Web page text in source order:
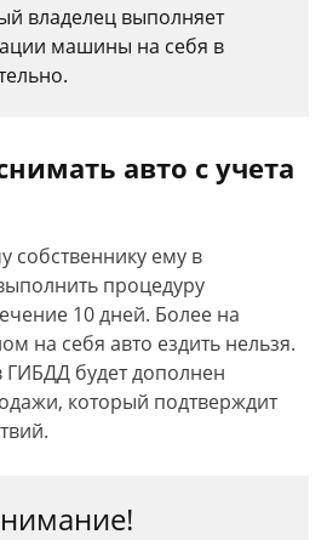
владелец выполняет
машины на себя в
авто с учета
собственнику ему в
процедуру
10 дней. Более на
на себя авто ездить нельзя.
ГИБДД будет дополнен
который подтверждит